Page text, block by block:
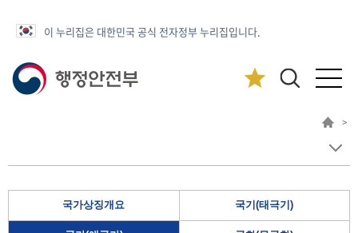
이 누리집은 대한민국 공식 전자정부 누리집입니다.
>
국가상징개요 국기(태극기)